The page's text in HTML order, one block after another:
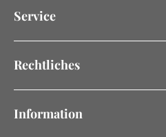
Service
Rechtliches
Information